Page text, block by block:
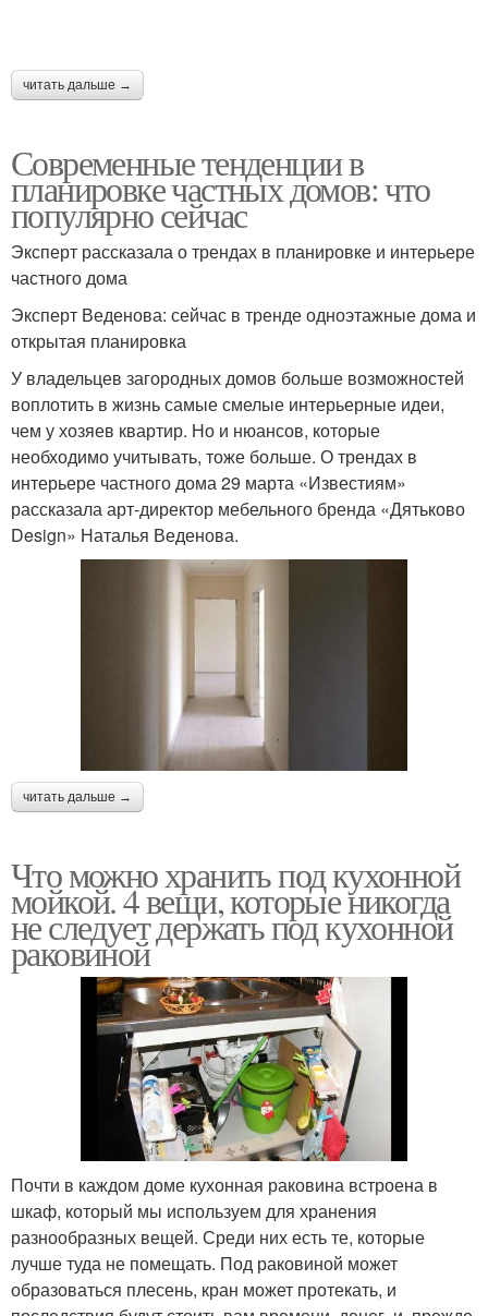
читать дальше →
Современные тенденции в
планировке частных домов: что
популярно сейчас
Эксперт рассказала о трендах в планировке и интерьере
частного дома
Эксперт Веденова: сейчас в тренде одноэтажные дома и
открытая планировка
У владельцев загородных домов больше возможностей
воплотить в жизнь самые смелые интерьерные идеи,
чем у хозяев квартир. Но и нюансов, которые
необходимо учитывать, тоже больше. О трендах в
интерьере частного дома 29 марта «Известиям»
рассказала арт-директор мебельного бренда «Дятьково
Design» Наталья Веденова.
читать дальше →
Что можно хранить под кухонной
мойкой. 4 вещи, которые никогда
не следует держать под кухонной
раковиной
Почти в каждом доме кухонная раковина встроена в
шкаф, который мы используем для хранения
разнообразных вещей. Среди них есть те, которые
лучше туда не помещать. Под раковиной может
образоваться плесень, кран может протекать, и